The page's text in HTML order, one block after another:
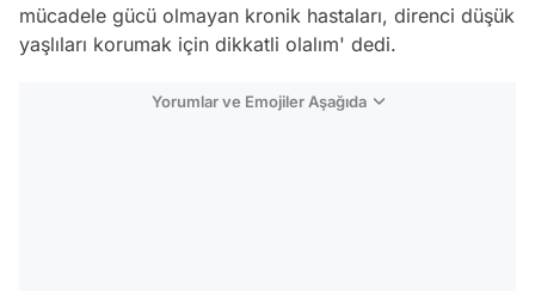
mücadele gücü olmayan kronik hastaları, direnci düşük
yaşlıları korumak için dikkatli olalım' dedi.
Yorumlar ve Emojiler Aşağıda